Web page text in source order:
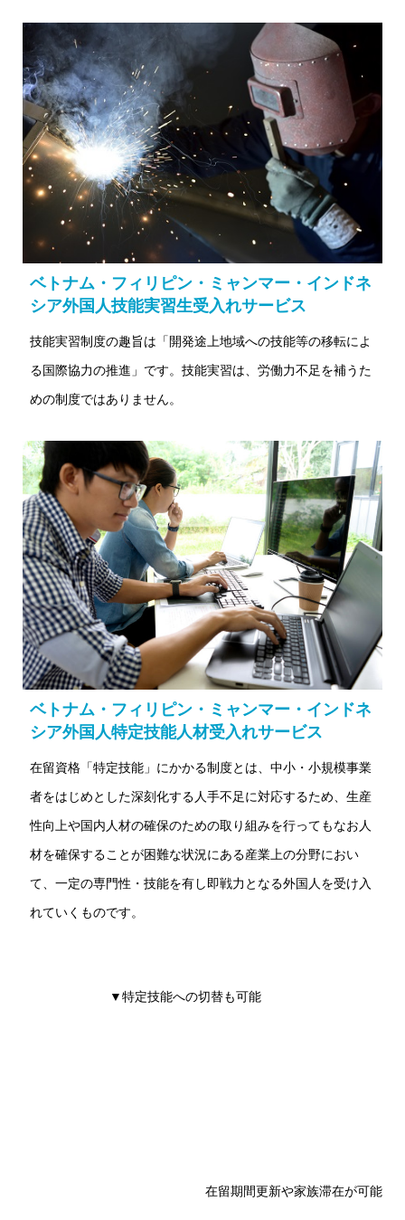
ベトナム・フィリピン・ミャンマー・インドネ
シア外国人技能実習生受入れサービス
技能実習制度の趣旨は「開発途上地域への技能等の移転によ
る国際協力の推進」です。技能実習は、労働力不足を補うた
めの制度ではありません。
ベトナム・フィリピン・ミャンマー・インドネ
シア外国人特定技能人材受入れサービス
在留資格「特定技能」にかかる制度とは、中小・小規模事業
者をはじめとした深刻化する人手不足に対応するため、生産
性向上や国内人材の確保のための取り組みを行ってもなお人
材を確保することが困難な状況にある産業上の分野におい
て、一定の専門性・技能を有し即戦力となる外国人を受け入
れていくものです。
▼特定技能への切替も可能
在留期間更新や家族滞在が可能